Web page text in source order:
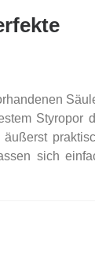
Styropor
sich